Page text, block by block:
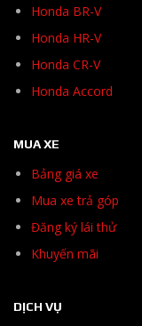
Honda BR-V
Honda HR-V
Honda CR-V
Honda Accord
MUA XE
Bảng giá xe
Mua xe trả góp
Đăng ký lái thử
Khuyến mãi
DỊCH VỤ